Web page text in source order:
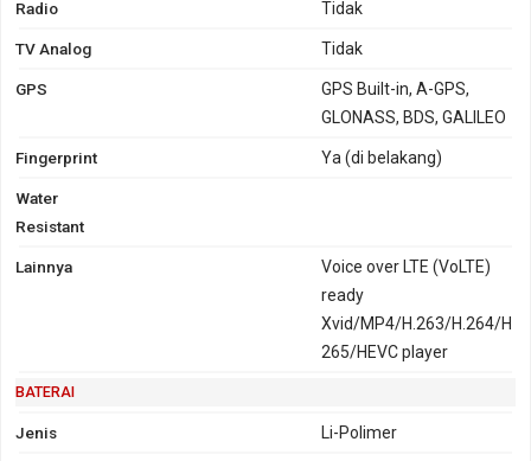
Radio Tidak
TV Analog Tidak
GPS
GPS Built-in, A-GPS,
GLONASS, BDS, GALILEO
Fingerprint Ya (di belakang)
Water
Resistant
Lainnya
Voice over LTE (VoLTE)
ready
Xvid/MP4/H.263/H.264/H
265/HEVC player
BATERAI
Jenis Li-Polimer